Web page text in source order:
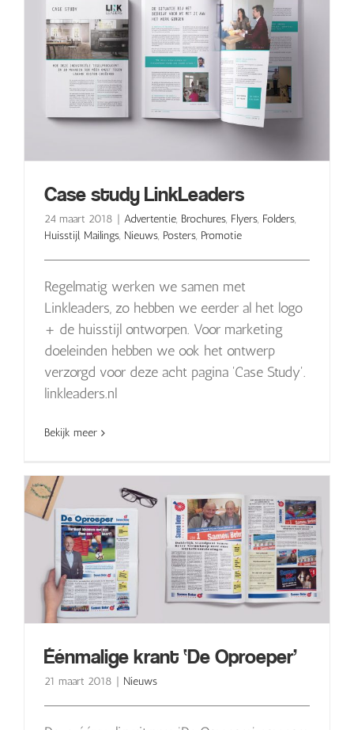
Case study LinkLeaders
24 maart 2018 | Advertentie, Brochures, Flyers, Folders,
Huisstijl, Mailings, Nieuws, Posters, Promotie
Regelmatig werken we samen met
Linkleaders, zo hebben we eerder al het logo
+ de huisstijl ontworpen. Voor marketing
doeleinden hebben we ook het ontwerp
verzorgd voor deze acht pagina 'Case Study'.
linkleaders.nl
Bekijk meer
Éénmalige krant ‘De Oproeper’
21 maart 2018 | Nieuws